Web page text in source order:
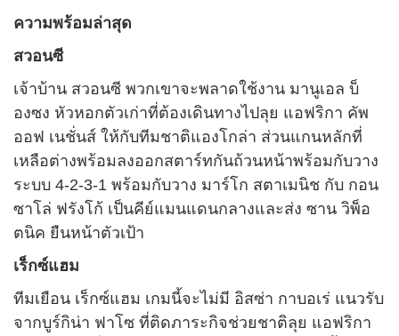
ความพร้อมล่าสุด
สวอนซี
เจ้าบ้าน สวอนซี พวกเขาจะพลาดใช้งาน มานูเอล บ็
องซง หัวหอกตัวเก่าที่ต้องเดินทางไปลุย แอฟริกา คัพ
ออฟ เนชั่นส์ ให้กับทีมชาติแองโกล่า ส่วนแกนหลักที่
เหลือต่างพร้อมลงออกสตาร์ทกันถ้วนหน้าพร้อมกับวาง
ระบบ 4-2-3-1 พร้อมกับวาง มาร์โก สตาเมนิช กับ กอน
ซาโล่ ฟรังโก้ เป็นคีย์แมนแดนกลางและส่ง ซาน วิพ็อ
ตนิค ยืนหน้าตัวเป้า
เร็กซ์แฮม
ทีมเยือน เร็กซ์แฮม เกมนี้จะไม่มี อิสซ่า กาบอเร่ แนวรับ
จากบูร์กิน่า ฟาโซ ที่ติดภาระกิจช่วยชาติลุย แอฟริกา